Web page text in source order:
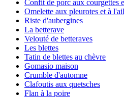
Confit de porc aux courgettes
Omelette aux pleurotes et à
Riste d'aubergines
La betterave
Velouté de betteraves
Les blettes
Tatin de blettes au chèvre
Gomasio maison
Crumble d'automne
Clafoutis aux quetsches
Flan à la poire